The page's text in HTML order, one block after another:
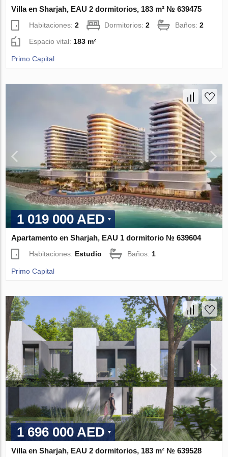
Villa en Sharjah, EAU 2 dormitorios, 183 m² № 639475
Habitaciones:2 Dormitorios:2 Baños:2
Espacio vital: 183 m²
Primo Capital
1 019 000 AED
Apartamento en Sharjah, EAU 1 dormitorio № 639604
Habitaciones: Estudio Baños:1
Primo Capital
1 696 000 AED
Villa en Sharjah, EAU 2 dormitorios, 183 m² № 639528